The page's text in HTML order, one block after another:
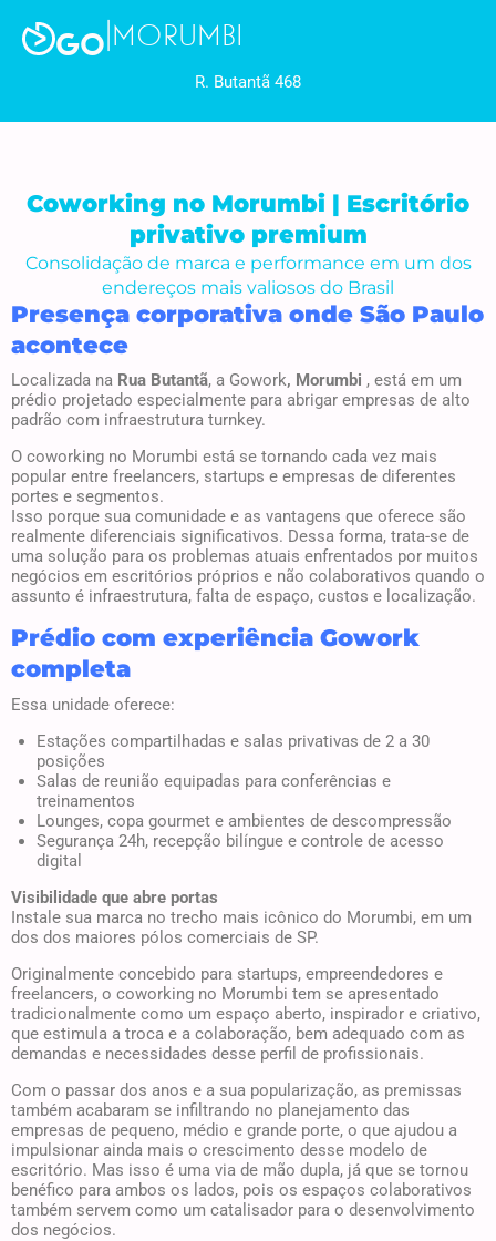
GO MORUMBI
R. Butantã 468
Coworking no Morumbi | Escritório
privativo premium
Consolidação de marca e performance em um dos
endereços mais valiosos do Brasil
Presença corporativa onde São Paulo
acontece
Localizada na Rua Butantã, a Gowork, Morumbi , está em um
prédio projetado especialmente para abrigar empresas de alto
padrão com infraestrutura turnkey.
O coworking no Morumbi está se tornando cada vez mais
popular entre freelancers, startups e empresas de diferentes
portes e segmentos.
Isso porque sua comunidade e as vantagens que oferece são
realmente diferenciais significativos. Dessa forma, trata-se de
uma solução para os problemas atuais enfrentados por muitos
negócios em escritórios próprios e não colaborativos quando o
assunto é infraestrutura, falta de espaço, custos e localização.
Prédio com experiência Gowork
completa
Essa unidade oferece:
Estações compartilhadas e salas privativas de 2 a 30
posições
Salas de reunião equipadas para conferências e
treinamentos
Lounges, copa gourmet e ambientes de descompressão
Segurança 24h, recepção bilíngue e controle de acesso
digital
Visibilidade que abre portas
Instale sua marca no trecho mais icônico do Morumbi, em um
dos dos maiores pólos comerciais de SP.
Originalmente concebido para startups, empreendedores e
freelancers, o coworking no Morumbi tem se apresentado
tradicionalmente como um espaço aberto, inspirador e criativo,
que estimula a troca e a colaboração, bem adequado com as
demandas e necessidades desse perfil de profissionais.
Com o passar dos anos e a sua popularização, as premissas
também acabaram se infiltrando no planejamento das
empresas de pequeno, médio e grande porte, o que ajudou a
impulsionar ainda mais o crescimento desse modelo de
escritório. Mas isso é uma via de mão dupla, já que se tornou
benéfico para ambos os lados, pois os espaços colaborativos
também servem como um catalisador para o desenvolvimento
dos negócios.